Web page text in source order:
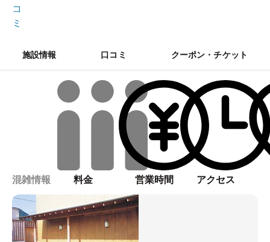
コ
ミ
施設情報 口コミ クーポン・チケット
混雑情報 料金 営業時間 アクセス